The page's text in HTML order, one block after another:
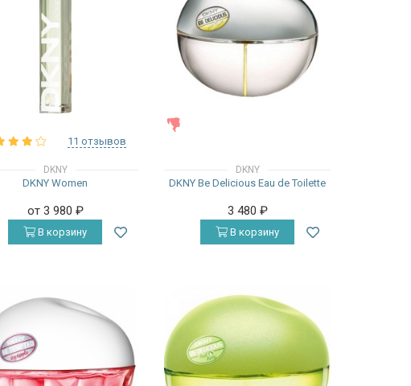
11 отзывов
DKNY
DKNY Women
от 3 980 ₽
В корзину
DKNY
DKNY Be Delicious Eau de Toilette
3 480 ₽
В корзину